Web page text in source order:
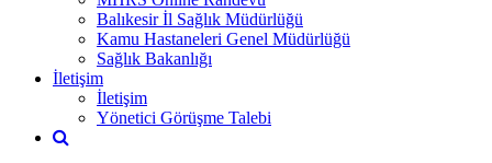
Balıkesir İl Sağlık Müdürlüğü
Kamu Hastaneleri Genel Müdürlüğü
Sağlık Bakanlığı
İletişim
İletişim
Yönetici Görüşme Talebi